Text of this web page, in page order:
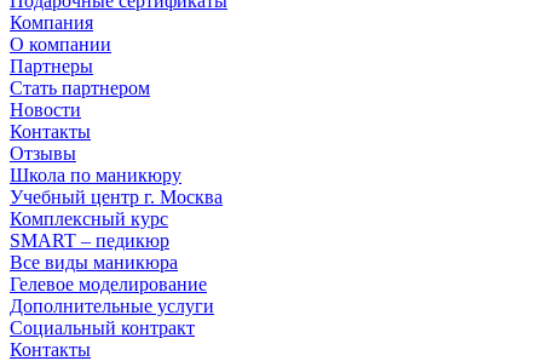
Компания
О компании
Партнеры
Стать партнером
Новости
Контакты
Отзывы
Школа по маникюру
Учебный центр г. Москва
Комплексный курс
SMART – педикюр
Все виды маникюра
Гелевое моделирование
Дополнительные услуги
Социальный контракт
Контакты